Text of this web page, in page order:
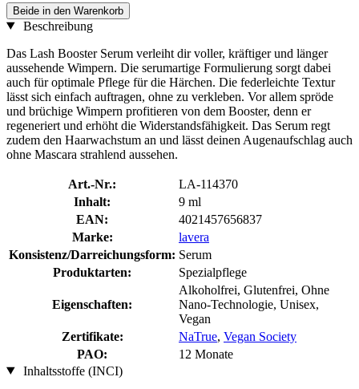
Beide in den Warenkorb
Beschreibung
Das Lash Booster Serum verleiht dir voller, kräftiger und länger
aussehende Wimpern. Die serumartige Formulierung sorgt dabei
auch für optimale Pflege für die Härchen. Die federleichte Textur
lässt sich einfach auftragen, ohne zu verkleben. Vor allem spröde
und brüchige Wimpern profitieren von dem Booster, denn er
regeneriert und erhöht die Widerstandsfähigkeit. Das Serum regt
zudem den Haarwachstum an und lässt deinen Augenaufschlag auch
ohne Mascara strahlend aussehen.
Art.-Nr.:
LA-114370
Inhalt:
9 ml
EAN:
4021457656837
Marke:
lavera
Konsistenz/Darreichungsform: Serum
Produktarten:
Spezialpflege
Eigenschaften:
Alkoholfrei, Glutenfrei, Ohne
Nano-Technologie, Unisex,
Vegan
Zertifikate:
NaTrue, Vegan Society
PAO:
12 Monate
Inhaltsstoffe (INCI)